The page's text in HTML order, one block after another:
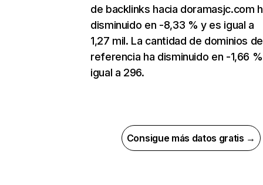
de backlinks hacia doramasjc.com
disminuido en -8,33 % y es igual a
1,27 mil. La cantidad de dominios de
referencia ha disminuido en -1,66
igual a 296.
Consigue más datos gratis →